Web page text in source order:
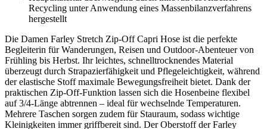
Recycling unter Anwendung eines Massenbilanzverfahrens
hergestellt
Die Damen Farley Stretch Zip-Off Capri Hose ist die perfekte
Begleiterin für Wanderungen, Reisen und Outdoor-Abenteuer von
Frühling bis Herbst. Ihr leichtes, schnelltrocknendes Material
überzeugt durch Strapazierfähigkeit und Pflegeleichtigkeit, während
der elastische Stoff maximale Bewegungsfreiheit bietet. Dank der
praktischen Zip-Off-Funktion lassen sich die Hosenbeine flexibel
auf 3/4-Länge abtrennen – ideal für wechselnde Temperaturen.
Mehrere Taschen sorgen zudem für Stauraum, sodass wichtige
Kleinigkeiten immer griffbereit sind. Der Oberstoff der Farley